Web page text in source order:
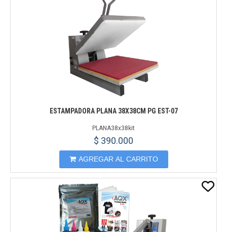
ESTAMPADORA PLANA 38X38CM PG EST-07
PLANA38x38kit
$ 390.000
AGREGAR AL CARRITO